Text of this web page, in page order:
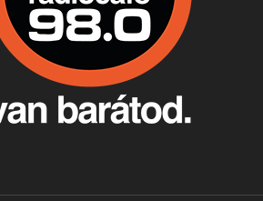
Apr 9, 2026 • 00:37:17